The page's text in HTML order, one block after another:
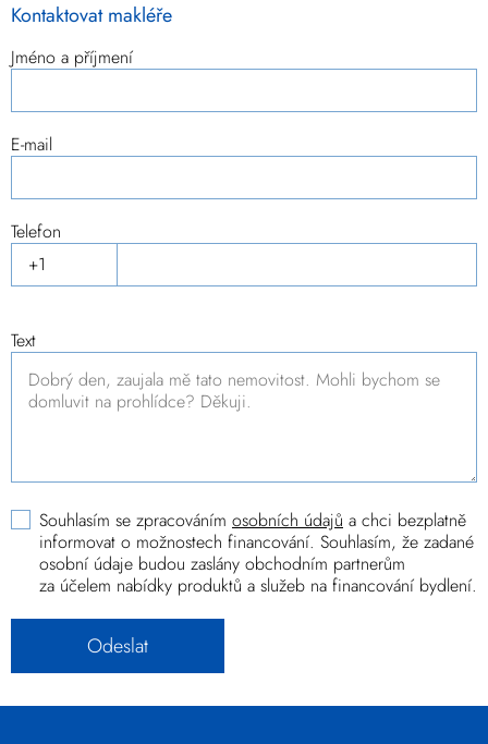
Kontaktovat makléře
Jméno a příjmení
E-mail
Telefon
Text
Souhlasím se zpracováním osobních údajů a chci bezplatně
informovat o možnostech financování. Souhlasím, že zadané
osobní údaje budou zaslány obchodním partnerům
za účelem nabídky produktů a služeb na financování bydlení.